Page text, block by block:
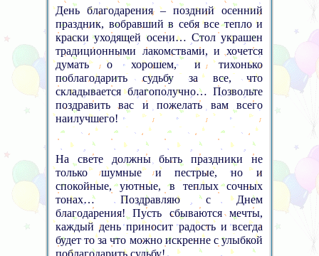
День благодарения – поздний осенний
праздник, вобравший в себя все тепло и
краски уходящей осени… Стол украшен
традиционными лакомствами, и хочется
думать о хорошем, и тихонько
поблагодарить судьбу за все, что
складывается благополучно… Позвольте
поздравить вас и пожелать вам всего
наилучшего!
На свете должны быть праздники не
только шумные и пестрые, но и
спокойные, уютные, в теплых сочных
тонах… Поздравляю с Днем
благодарения! Пусть сбываются мечты,
каждый день приносит радость и всегда
будет то за что можно искренне с улыбкой
поблагодарить судьбу!